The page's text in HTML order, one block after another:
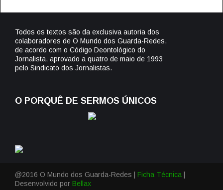
Todos os textos são da exclusiva autoria dos
colaboradores de O Mundo dos Guarda-Redes,
de acordo com o Código Deontológico do
Jornalista, aprovado a quatro de maio de 1993
pelo Sindicato dos Jornalistas.
O PORQUÊ DE SERMOS ÚNICOS
@2016 O Mundo dos Guarda-Redes | Ficha Técnica
Desenvolvido por Bellax